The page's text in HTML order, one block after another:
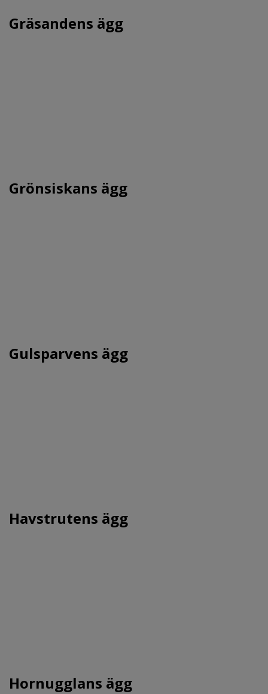
Gräsandens ägg
Grönsiskans ägg
Gulsparvens ägg
Havstrutens ägg
Hornugglans ägg